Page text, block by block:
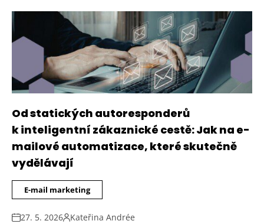
Od statických autoresponderů
k inteligentní zákaznické cestě: Jak na e-
mailové automatizace, které skutečně
vydělávají
E-mail marketing
27. 5. 2026 Kateřina Andrée